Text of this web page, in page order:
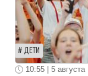
ДЕТИ
10:55 | 5 августа